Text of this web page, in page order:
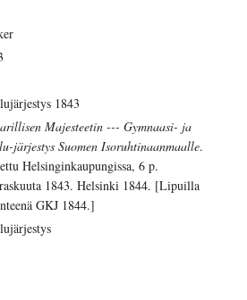
1843
Majesteetin --- Gymnaasi- ja
järjestys Suomen Isoruhtinaanmaalle.
Helsinginkaupungissa, 6 p.
1843. Helsinki 1844. [Lipuilla
GKJ 1844.]